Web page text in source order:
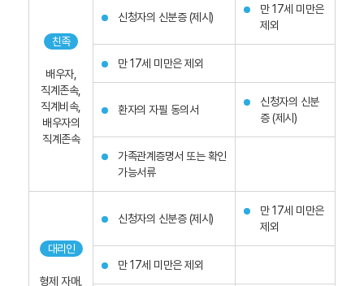
친족
배우자,
직계존속,
직계비속,
배우자의
직계존속
신청자의 신분증 (제시)
만 17세 미만은
제외
만 17세 미만은 제외
환자의 자필 동의서
신청자의 신분
증 (제시)
가족관계증명서 또는 확인
가능서류
대리인
형제 자매,
신청자의 신분증 (제시)
만 17세 미만은
제외
만 17세 미만은 제외